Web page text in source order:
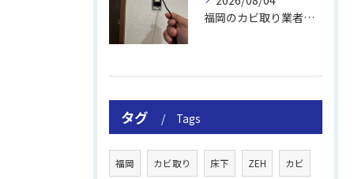
福岡のカビ取り業者おすすめの選び方と費用
タグ Tags
福岡 カビ取り 床下 ZEH カビ